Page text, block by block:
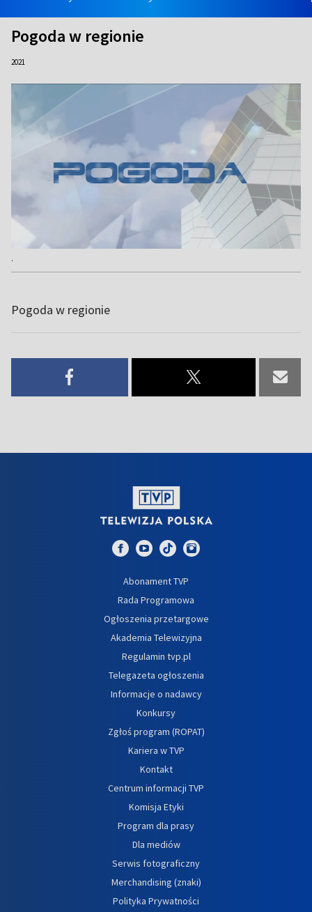
Pogoda w regionie
2021
.
Pogoda w regionie
Abonament TVP
Rada Programowa
Ogłoszenia przetargowe
Akademia Telewizyjna
Regulamin tvp.pl
Telegazeta ogłoszenia
Informacje o nadawcy
Konkursy
Zgłoś program (ROPAT)
Kariera w TVP
Kontakt
Centrum informacji TVP
Komisja Etyki
Program dla prasy
Dla mediów
Serwis fotograficzny
Merchandising (znaki)
Polityka Prywatności